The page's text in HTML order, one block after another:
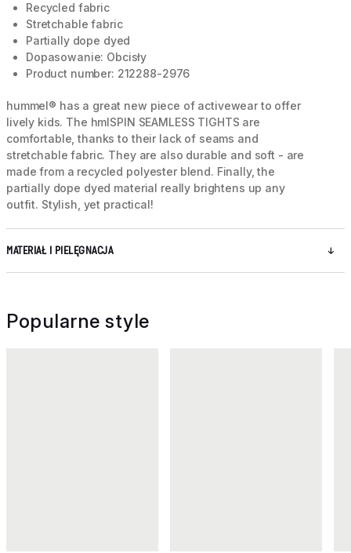
Recycled fabric
Stretchable fabric
Partially dope dyed
Dopasowanie: Obcisły
Product number: 212288-2976
hummel® has a great new piece of activewear to offer
lively kids. The hmlSPIN SEAMLESS TIGHTS are
comfortable, thanks to their lack of seams and
stretchable fabric. They are also durable and soft - are
made from a recycled polyester blend. Finally, the
partially dope dyed material really brightens up any
outfit. Stylish, yet practical!
MATERIAŁ I PIELĘGNACJA
Popularne style